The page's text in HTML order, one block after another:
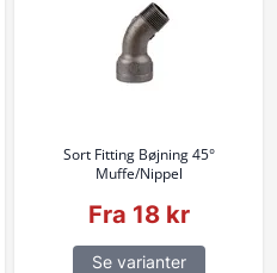
Sort Fitting Bøjning 45°
Muffe/Nippel
Fra 18 kr
Se varianter